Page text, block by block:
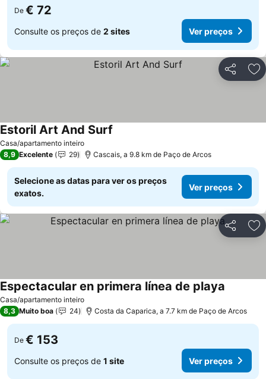
De € 72
Consulte os preços de 2 sites Ver preços
Partilhar
Casa/apartamento inteiro
Estoril Art And Surf
8,9 Excelente 29 Cascais, a 9.8 km de Paço de Arcos
Selecione as datas para ver os preços
exatos.
Ver preços
Partilhar
Casa/apartamento inteiro
Espectacular en primera línea de playa
8,3 Muito boa 24 Costa da Caparica, a 7.7 km de Paço de Arcos
De € 153
Consulte os preços de 1 site Ver preços